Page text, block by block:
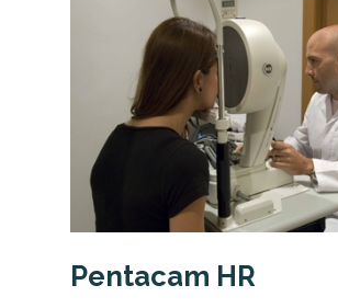
Pentacam HR